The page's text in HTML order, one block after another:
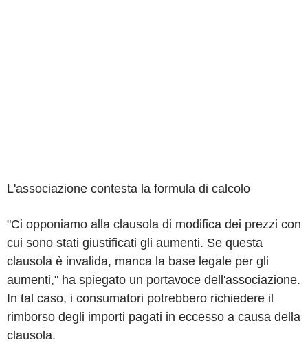
L'associazione contesta la formula di calcolo
"Ci opponiamo alla clausola di modifica dei prezzi con
cui sono stati giustificati gli aumenti. Se questa
clausola è invalida, manca la base legale per gli
aumenti," ha spiegato un portavoce dell'associazione.
In tal caso, i consumatori potrebbero richiedere il
rimborso degli importi pagati in eccesso a causa della
clausola.